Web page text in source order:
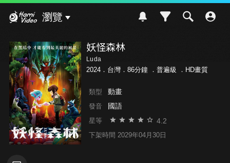
瀏覽
妖怪森林
Luda
2024．台灣．86分鐘 ． 普遍級 ．HD畫質
類型 動畫
發音 國語
星等 4.2
下架時間 2029年04月30日